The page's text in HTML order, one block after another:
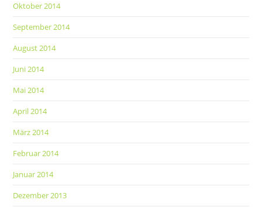
Oktober 2014
September 2014
August 2014
Juni 2014
Mai 2014
April 2014
März 2014
Februar 2014
Januar 2014
Dezember 2013